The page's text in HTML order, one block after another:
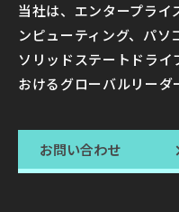
当社は、エンタープラ
ンピューティング、パソ
ソリッドステートドラ
おけるグローバルリーダ
お問い合わせ